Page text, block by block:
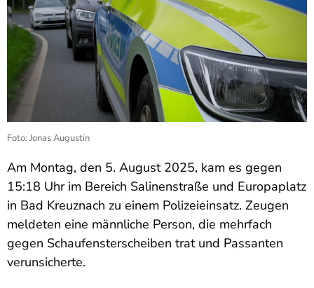
Foto: Jonas Augustin
Am Montag, den 5. August 2025, kam es gegen
15:18 Uhr im Bereich Salinenstraße und Europaplatz
in Bad Kreuznach zu einem Polizeieinsatz. Zeugen
meldeten eine männliche Person, die mehrfach
gegen Schaufensterscheiben trat und Passanten
verunsicherte.